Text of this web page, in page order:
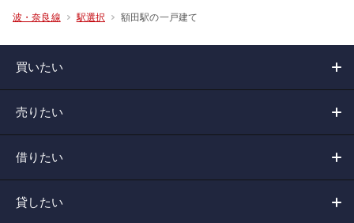
波・奈良線 駅選択 額田駅の一戸建て
買いたい
売りたい
借りたい
貸したい